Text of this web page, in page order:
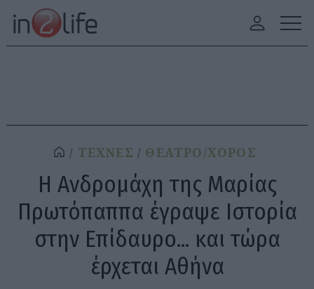
ΤΕΧΝΕΣ ΘΕΑΤΡΟ/ΧΟΡΟΣ
Η Ανδρομάχη της Μαρίας
Πρωτόπαππα έγραψε Ιστορία
στην Επίδαυρο... και τώρα
έρχεται Αθήνα